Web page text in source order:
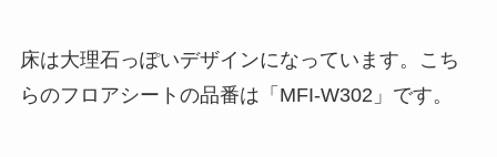
床は大理石っぽいデザインになっています。こち
らのフロアシートの品番は「MFI-W302」です。